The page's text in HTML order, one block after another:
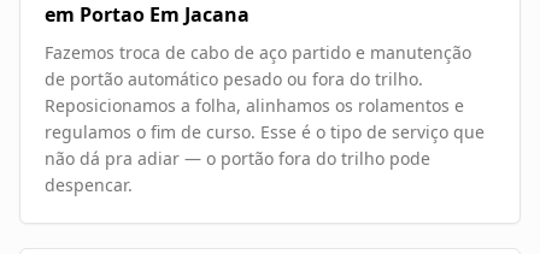
em Portao Em Jacana
Fazemos troca de cabo de aço partido e manutenção
de portão automático pesado ou fora do trilho.
Reposicionamos a folha, alinhamos os rolamentos e
regulamos o fim de curso. Esse é o tipo de serviço que
não dá pra adiar — o portão fora do trilho pode
despencar.